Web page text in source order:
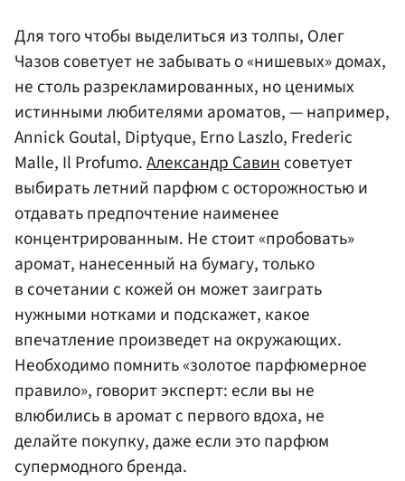
Для того чтобы выделиться из толпы, Олег
Чазов советует не забывать о «нишевых» домах,
не столь разрекламированных, но ценимых
истинными любителями ароматов, — например,
Annick Goutal, Diptyque, Erno Laszlo, Frederic
Malle, Il Profumo.Александр Савинсоветует
выбирать летний парфюм с осторожностью и
отдавать предпочтение наименее
концентрированным. Не стоит «пробовать»
аромат, нанесенный на бумагу, только
в сочетании с кожей он может заиграть
нужными нотками и подскажет, какое
впечатление произведет на окружающих.
Необходимо помнить «золотое парфюмерное
правило», говорит эксперт: если вы не
влюбились в аромат с первого вдоха, не
делайте покупку, даже если это парфюм
супермодного бренда.